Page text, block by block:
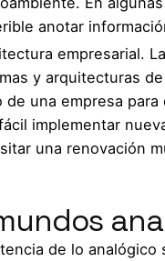
anotar
empresarial.
y arquitecturas
de una empresa
implementar
una renovación
de lo